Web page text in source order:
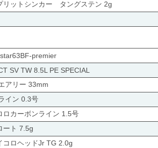
リットシンカー タングステン 2g
premier
SV TW 8.5L PE SPECIAL
アリー 33mm
イン 0.3号
ロカーボンライン 1.5号
ート 7.5g
コロヘッドJr TG 2.0g